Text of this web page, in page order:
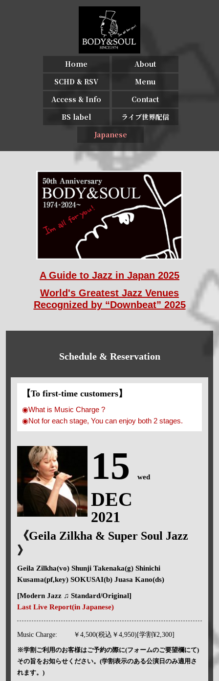
Home
About
SCHD & RSV
Menu
Access & Info
Contact
BS label
ライブ世界配信
Japanese
A Guide to Jazz in Japan 2025
World's Greatest Jazz Venues
Recognized by “Downbeat” 2025
Schedule & Reservation
【To first-time customers】
◉What is Music Charge ?
◉Not for each stage, You can enjoy both 2 stages.
15 wed
DEC
2021
《Geila Zilkha & Super Soul Jazz
》
Geila Zilkha(vo) Shunji Takenaka(g) Shinichi
Kusama(pf,key) SOKUSAI(b) Juasa Kano(ds)
[Modern Jazz ♫ Standard/Original]
Last Live Report(in Japanese)
Music Charge: ￥4,500(税込￥4,950)[学割¥2,300]
※学割ご利用のお客様はご予約の際に(フォームのご要望欄にて)
その旨をお知らせください。(学割表示のある公演日のみ適用さ
れます。)